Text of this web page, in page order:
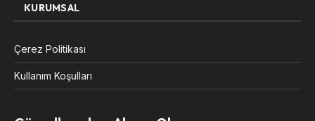
KURUMSAL
Çerez Politikası
Kullanım Koşulları